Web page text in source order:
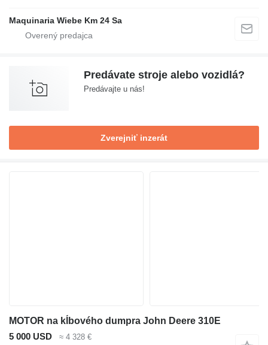
Maquinaria Wiebe Km 24 Sa
Predávate stroje alebo vozidlá?
Predávajte u nás!
Zverejniť inzerát
MOTOR na kĺbového dumpra John Deere 310E
5 000 USD
≈ 4 328 €